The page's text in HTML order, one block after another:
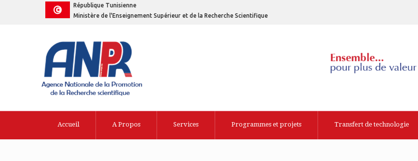
République Tunisienne
Ministère de l'Enseignement Supérieur et de la Recherche Scientifique
Accueil A Propos Services Programmes et projets Transfert de technologie